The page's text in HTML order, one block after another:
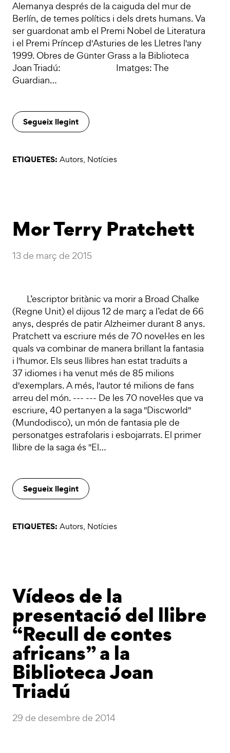
Alemanya després de la caiguda del mur de
Berlín, de temes polítics i dels drets humans. Va
ser guardonat amb el Premi Nobel de Literatura
i el Premi Príncep d'Asturies de les Lletres l'any
1999. Obres de Günter Grass a la Biblioteca
Joan Triadú: Imatges: The
Guardian…
Segueix llegint
ETIQUETES: Autors, Notícies
Mor Terry Pratchett
13 de març de 2015
L’escriptor britànic va morir a Broad Chalke
(Regne Unit) el dijous 12 de març a l’edat de 66
anys, després de patir Alzheimer durant 8 anys.
Pratchett va escriure més de 70 novel·les en les
quals va combinar de manera brillant la fantasia
i l'humor. Els seus llibres han estat traduïts a
37 idiomes i ha venut més de 85 milions
d'exemplars. A més, l'autor té milions de fans
arreu del món. --- --- De les 70 novel·les que va
escriure, 40 pertanyen a la saga "Discworld"
(Mundodisco), un món de fantasia ple de
personatges estrafolaris i esbojarrats. El primer
llibre de la saga és "El…
Segueix llegint
ETIQUETES: Autors, Notícies
Vídeos de la
presentació del llibre
“Recull de contes
africans” a la
Biblioteca Joan
Triadú
29 de desembre de 2014